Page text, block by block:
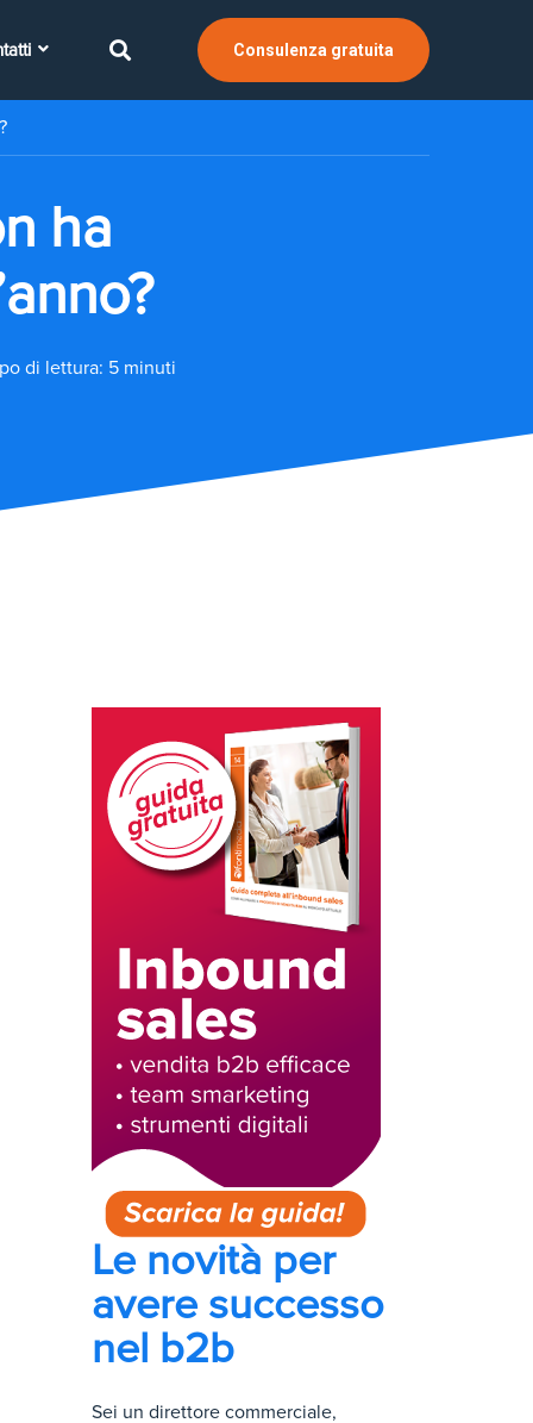
Consulenza gratuita
ha
di lettura: 5 minuti
Le novità per
avere successo
nel b2b
Sei un direttore commerciale,